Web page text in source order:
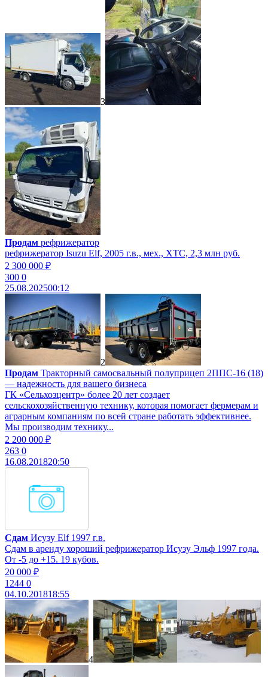
3
Продам рефрижератор
рефрижератор Isuzu Elf, 2005 г.в., мех., ХТС, 2,3 млн руб.
2 300 000 ₽
300 0
25.08.202500:12
2
Продам Тракторный самосвальный полуприцеп 2ППС-16 (18)
— надежность для вашего бизнеса
ГК «Сельхозцентр» более 20 лет создает
сельскохозяйственную технику, которая помогает фермерам и
аграрным компаниям по всей стране работать эффективнее.
Мы производим технику...
2 200 000 ₽
263 0
16.08.201820:50
Сдам Исузу Elf 1997 г.в.
Сдам в аренду хороший рефрижератор Исузу Эльф 1997 года.
От -5 до +15. 19 кубов.
20 000 ₽
1244 0
04.10.201818:55
4